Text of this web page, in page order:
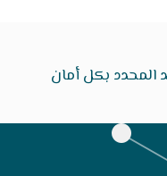
بكل أمان